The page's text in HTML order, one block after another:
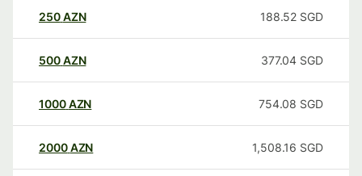
250AZN 188.52 SGD
500AZN 377.04 SGD
1000AZN 754.08 SGD
2000AZN 1,508.16 SGD